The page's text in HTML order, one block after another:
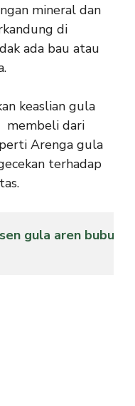
mineral dan
di
ada bau atau
keaslian gula
membeli dari
Arenga gula
terhadap
gula aren bubuk